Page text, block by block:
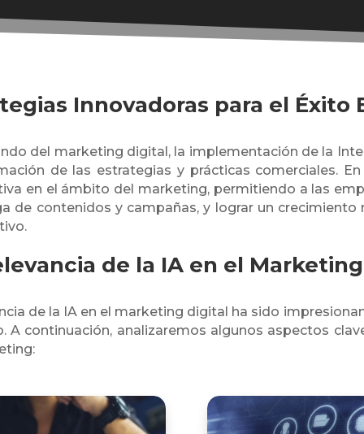
Innovadoras para el Éxito
del marketing digital, la implementación de la
de las estrategias y prácticas comerciales.
en el ámbito del marketing, permitiendo a las
de contenidos y campañas, y lograr un
de la IA en el
de la IA en el marketing digital ha sido
A continuación, analizaremos algunos aspectos